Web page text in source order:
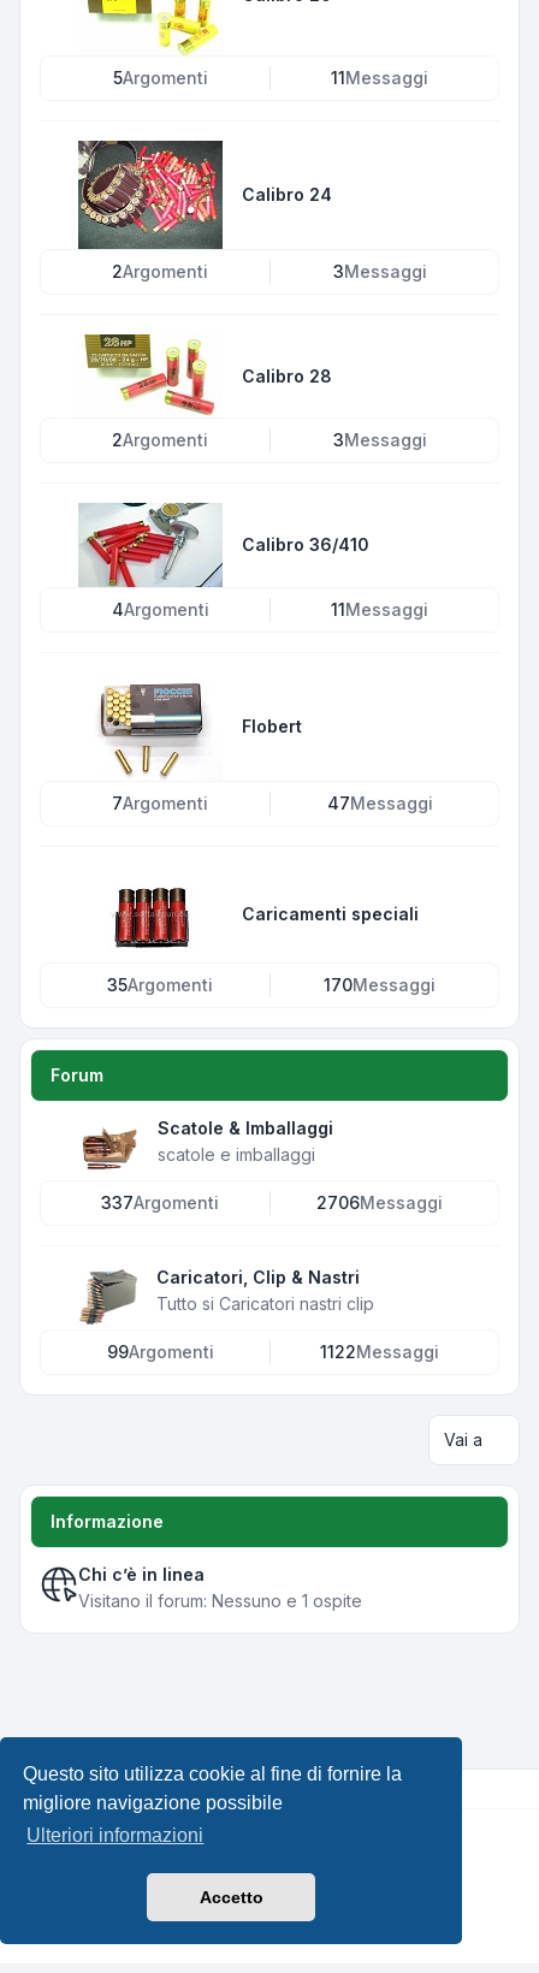
Questo sito utilizza cookie al fine di fornire la
migliore navigazione possibile
Ulteriori informazioni
Accetto
5Argomenti 11 Messaggi
Calibro 24
2Argomenti 3Messaggi
Calibro 28
2Argomenti 3Messaggi
Calibro 36/410
4Argomenti 11 Messaggi
Flobert
7Argomenti 47Messaggi
Caricamenti speciali
35Argomenti 170Messaggi
Forum
Scatole & Imballaggi
scatole e imballaggi
337Argomenti 2706Messaggi
Caricatori, Clip & Nastri
Tutto si Caricatori nastri clip
99Argomenti 1122Messaggi
Vai a
Informazione
Chi c’è in linea
Visitano il forum: Nessuno e 1 ospite
Creato daphpBB® Forum Software © phpBB Limited •
Leenoz.com
phpBB-Italia.it
Condizioni|Tutti gli orari sono